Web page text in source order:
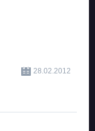
28.02.2012